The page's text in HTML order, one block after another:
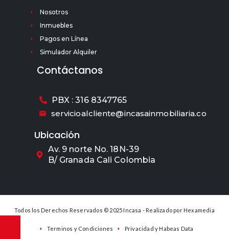
Nosotros
Inmuebles
Pagos en Línea
Simulador Alquiler
Contáctanos
PBX : 316 8347765
servicioalcliente@incasainmobiliaria.co
Ubicación
Av. 9 norte No. 18N-39
B/ Granada Cali Colombia
Todos los Derechos Reservados © 2025 Incasa - Realizado por Hexamedia
Terminos y Condiciones Privacidad y Habeas Data